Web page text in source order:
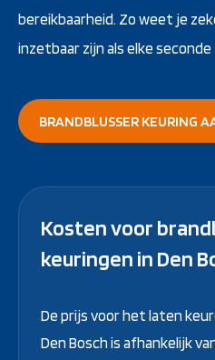
bereikbaarheid. Zo weet je
inzetbaar zijn als elke
BRANDBLUSSER KEURING
Kosten voor
keuringen in Den
De prijs voor het laten
Den Bosch is afhankelijk